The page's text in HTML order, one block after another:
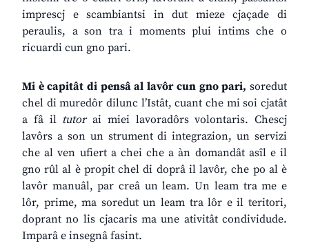
imprescj e scambiantsi in dut mieze cjaçade di
peraulis, a son tra i moments plui intims che o
ricuardi cun gno pari.
Mi è capitât di pensâ al lavôr cun gno pari, soredut
chel di muredôr dilunc l’Istât, cuant che mi soi cjatât
a fâ il tutorai miei lavoradôrs volontaris. Chescj
lavôrs a son un strument di integrazion, un servizi
che al ven ufiert a chei che a àn domandât asîl e il
gno rûl al è propit chel di doprâ il lavôr, che po al è
lavôr manuâl, par creâ un leam. Un leam tra me e
lôr, prime, ma soredut un leam tra lôr e il teritori,
doprant no lis cjacaris ma une ativitât condividude.
Imparâ e insegnâ fasint.